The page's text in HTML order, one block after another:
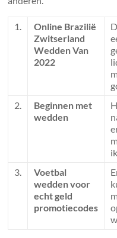
1.
Online Brazilië
Zwitserland
Wedden Van
2022
2.
Beginnen met
wedden
3.
Voetbal
wedden voor
echt geld
promotiecodes